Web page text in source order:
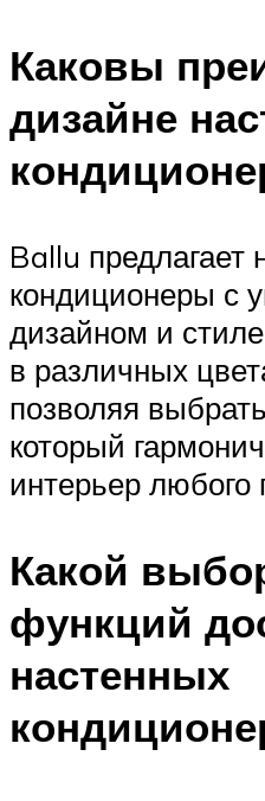
Каковы
дизайне
Ballu предлагает
кондиционеры с
дизайном и
в различных
позволяя
который
интерьер
Какой
функций
настенных